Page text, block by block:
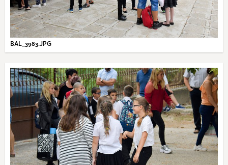
BAL_3983.JPG